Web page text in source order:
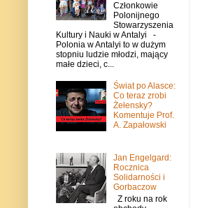
Członkowie
Polonijnego
Stowarzyszenia
Kultury i Nauki w Antalyi -
Polonia w Antalyi to w dużym
stopniu ludzie młodzi, mający
małe dzieci, c...
Świat po Alasce:
Co teraz zrobi
Żełensky?
Komentuje Prof.
A. Zapałowski
Jan Engelgard:
Rocznica
Solidarności i
Gorbaczow
Z roku na rok